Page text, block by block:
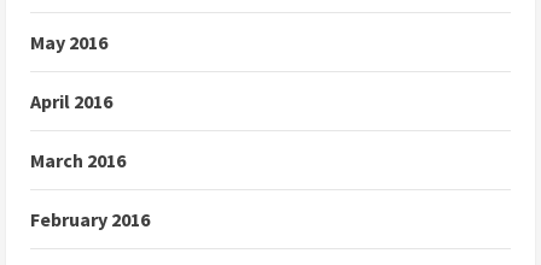
May 2016
April 2016
March 2016
February 2016